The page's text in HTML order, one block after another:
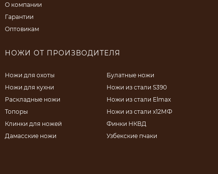
О компании
Гарантии
Оптовикам
НОЖИ ОТ ПРОИЗВОДИТЕЛЯ
Ножи для охоты
Ножи для кухни
Раскладные ножи
Топоры
Клинки для ножей
Дамасские ножи
Булатные ножи
Ножи из стали S390
Ножи из стали Elmax
Ножи из стали х12МФ
Финки НКВД
Узбекские пчаки